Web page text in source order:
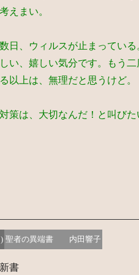
えまい。
日、ウィルスが止まっている
い、嬉しい気分です。もう
以上は、無理だと思うけど。
策は、大切なんだ！と叫び
聖者の異端書 内田響子
書